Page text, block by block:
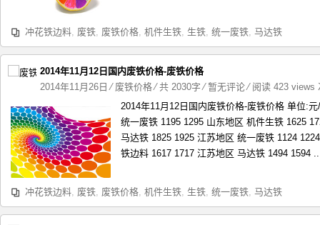
冲花铁边料, 废铁, 废铁价格, 机件生铁, 生铁, 统一废铁, 马达铁
2014年11月12日国内废铁价格-废铁价格
2014年11月26日 ⁄ 废铁价格⁄ 共 2030字⁄暂无评论⁄ 阅读 423 views
2014年11月12日国内废铁价格-废铁价格 单位:
统一废铁 1195 1295 山东地区 机件生铁 1625
马达铁 1825 1925 江苏地区 统一废铁 1124
铁边料 1617 1717 江苏地区 马达铁 1494 1594
冲花铁边料, 废铁, 废铁价格, 机件生铁, 生铁, 统一废铁, 马达铁